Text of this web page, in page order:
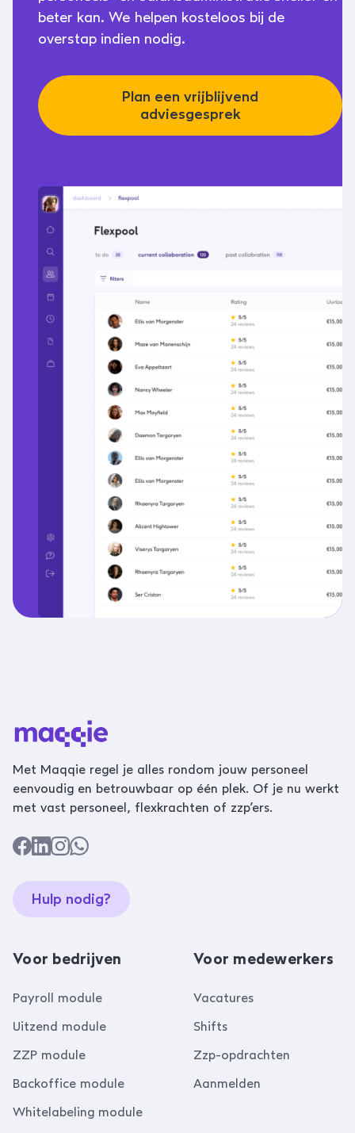
beter kan. We helpen kosteloos bij de
overstap indien nodig.
Plan een vrijblijvend
adviesgesprek
Met Maqqie regel je alles rondom jouw personeel
eenvoudig en betrouwbaar op één plek. Of je nu werkt
met vast personeel, flexkrachten of zzp’ers.
Hulp nodig?
Voor bedrijven
Payroll module
Uitzend module
ZZP module
Backoffice module
Whitelabeling module
Voor medewerkers
Vacatures
Shifts
Zzp-opdrachten
Aanmelden